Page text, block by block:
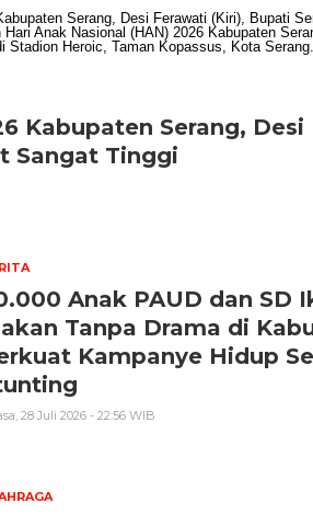
Kabupaten Serang, Desi
Sangat Tinggi
Anak PAUD dan SD
Tanpa Drama di
Kampanye Hidup
28 Juli 2026 - 22:56 WIB